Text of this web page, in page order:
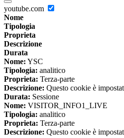
youtube.com
Nome
Tipologia
Proprieta
Descrizione
Durata
Nome: YSC
Tipologia: analitico
Proprieta: Terza-parte
Descrizione: Questo cookie è
Durata: Sessione
Nome: VISITOR_INFO1_LIVE
Tipologia: analitico
Proprieta: Terza-parte
Descrizione: Questo cookie è